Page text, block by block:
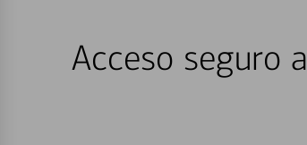
Acceso seguro